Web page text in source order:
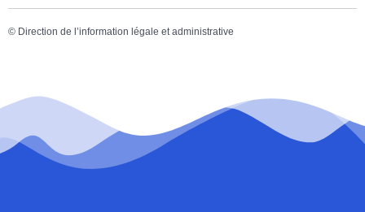
© Direction de l’information légale et administrative